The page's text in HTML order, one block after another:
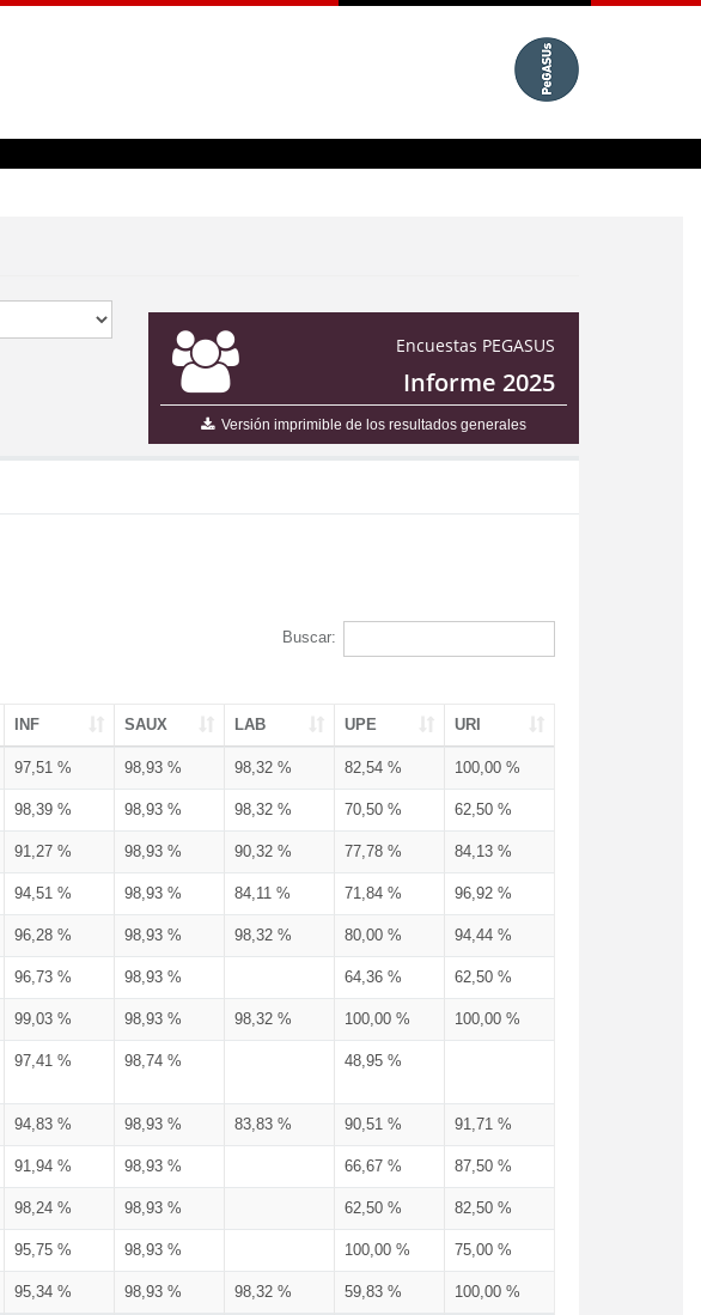
Encuestas PEGASUS
Informe 2025
Versión imprimible de los resultados generales
Buscar:
INF SAUX LAB UPE URI
97,51 % 98,93 % 98,32 % 82,54 % 100,00 %
98,39 % 98,93 % 98,32 % 70,50 % 62,50 %
91,27 % 98,93 % 90,32 % 77,78 % 84,13 %
94,51 % 98,93 % 84,11 % 71,84 % 96,92 %
96,28 % 98,93 % 98,32 % 80,00 % 94,44 %
96,73 % 98,93 % 64,36 % 62,50 %
99,03 % 98,93 % 98,32 % 100,00 % 100,00 %
97,41 % 98,74 % 48,95 %
94,83 % 98,93 % 83,83 % 90,51 % 91,71 %
91,94 % 98,93 % 66,67 % 87,50 %
98,24 % 98,93 % 62,50 % 82,50 %
95,75 % 98,93 % 100,00 % 75,00 %
95,34 % 98,93 % 98,32 % 59,83 % 100,00 %